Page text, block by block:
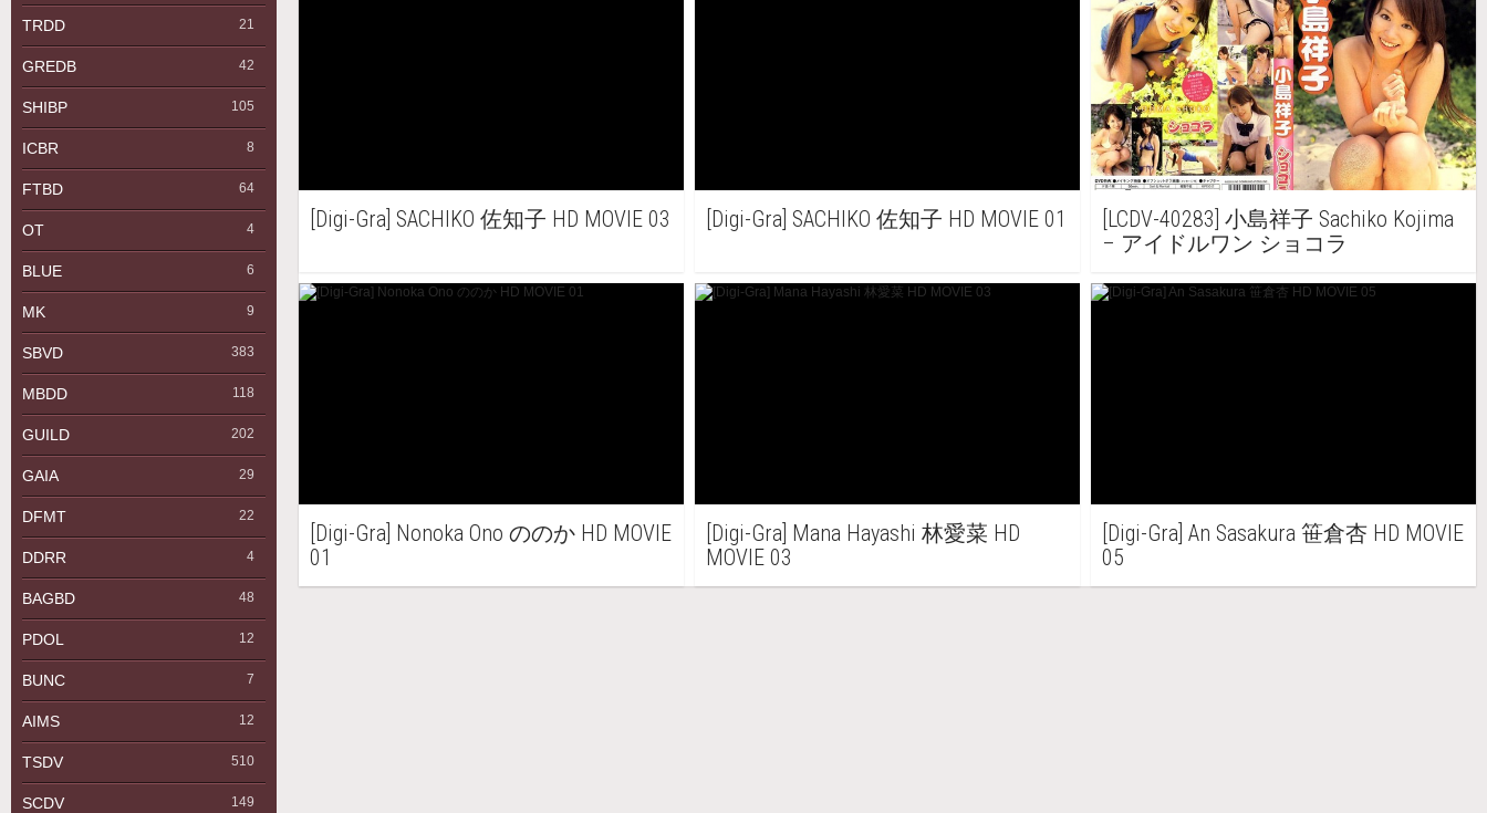
TRDD 21
GREDB 42
SHIBP 105
ICBR 8
FTBD 64
OT 4
BLUE 6
MK 9
SBVD 383
MBDD 118
GUILD 202
GAIA 29
DFMT 22
DDRR 4
BAGBD 48
PDOL 12
BUNC 7
AIMS 12
TSDV 510
SCDV 149
[Digi-Gra] SACHIKO 佐知子 HD MOVIE 03 [Digi-Gra] SACHIKO 佐知子 HD MOVIE 01
[LCDV-40283] 小島祥子 Sachiko Kojima
– アイドルワン ショコラ
[Digi-Gra] Nonoka Ono ののか HD MOVIE
01
[Digi-Gra] Mana Hayashi 林愛菜 HD
MOVIE 03
[Digi-Gra] An Sasakura 笹倉杏 HD MOVIE
05